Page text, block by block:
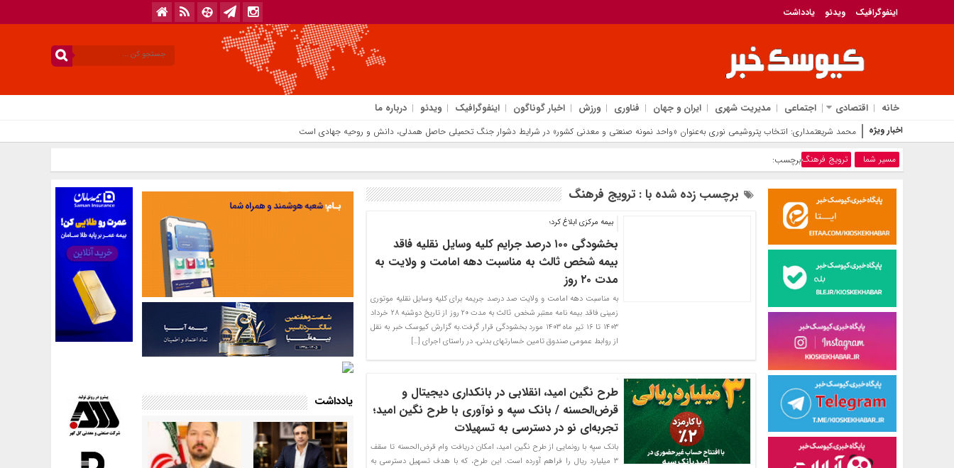
اینفوگرافیک ویدئو یادداشت
خانه اقتصادی اجتماعی مدیریت شهری ایران و جهان فناوری ورزش اخبار گوناگون اینفوگرافیک ویدئو درباره ما
اخبار ویژه افتخاری
مسیر شما برچسب:ترویج فرهنگ
برچسب زده شده با : ترویج فرهنگ
بیمه مرکزی ابلاغ کرد؛
بخشودگی ۱۰۰ درصد جرایم کلیه وسایل نقلیه فاقد
بیمه شخص ثالث به مناسبت دهه امامت و ولایت به
مدت ۲۰ روز
به مناسبت دهه امامت و ولایت صد درصد جریمه برای کلیه وسایل نقلیه موتوری
زمینی فاقد بیمه نامه معتبر شخص ثالث به مدت ۲۰ روز از تاریخ دوشنبه ۲۸ خرداد
۱۴۰۳ تا ۱۶ تیر ماه ۱۴۰۳ مورد بخشودگی قرار گرفت.به گزارش کیوسک خبر به نقل
از روابط عمومی صندوق تامین خسارتهای بدنی، در راستای اجرای […]
طرح نگین امید، انقلابی در بانکداری دیجیتال و
قرض‌الحسنه / بانک سپه و نوآوری با طرح نگین امید؛
تجربه‌ای نو در دسترسی به تسهیلات
بانک سپه با رونمایی از طرح نگین امید، امکان دریافت وام قرض‌الحسنه تا سقف
۳ میلیارد ریال را فراهم آورده است. این طرح، که با هدف تسهیل دسترسی به
یادداشت